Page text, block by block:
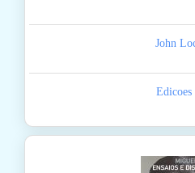
John
Edicoes